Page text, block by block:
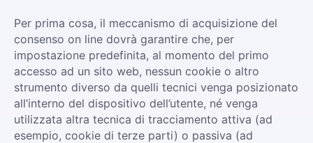
Per prima cosa, il meccanismo di acquisizione del
consenso on line dovrà garantire che, per
impostazione predefinita, al momento del primo
accesso ad un sito web, nessun cookie o altro
strumento diverso da quelli tecnici venga posizionato
all’interno del dispositivo dell’utente, né venga
utilizzata altra tecnica di tracciamento attiva (ad
esempio, cookie di terze parti) o passiva (ad